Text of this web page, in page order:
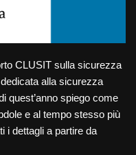
CLUSIT sulla sicurezza
alla sicurezza
quest’anno spiego come
e al tempo stesso più
i dettagli a partire da